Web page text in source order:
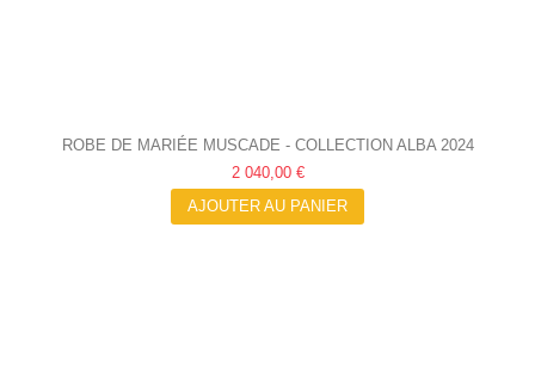
ROBE DE MARIÉE MUSCADE - COLLECTION ALBA 2024
2 040,00 €
AJOUTER AU PANIER